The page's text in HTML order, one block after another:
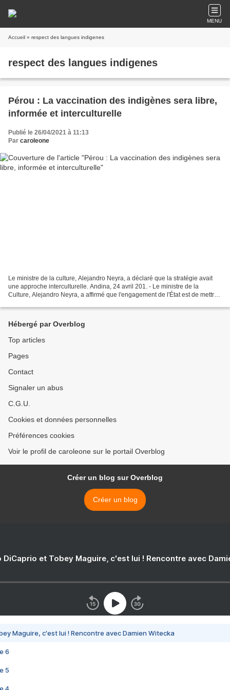
MENU
Accueil » respect des langues indigenes
respect des langues indigenes
Pérou : La vaccination des indigènes sera libre,
informée et interculturelle
Publié le 26/04/2021 à 11:13
Par caroleone
Le ministre de la culture, Alejandro Neyra, a déclaré que la stratégie avait
une approche interculturelle. Andina, 24 avril 201. - Le ministre de la
Culture, Alejandro Neyra, a affirmé que l'engagement de l'État est de mettre
Hébergé par Overblog
Top articles
Pages
Contact
Signaler un abus
C.G.U.
Cookies et données personnelles
Préférences cookies
Voir le profil de caroleone sur le portail Overblog
Créer un blog sur Overblog
Créer un blog
DiCaprio et Tobey Maguire, c'est lui ! Rencontre avec
Maguire, c'est lui ! Rencontre avec Damien Witecka
6
5